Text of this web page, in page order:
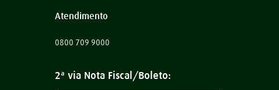
Atendimento
0800 709 9000
2ª via Nota Fiscal/Boleto: